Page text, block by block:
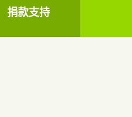
捐款支持